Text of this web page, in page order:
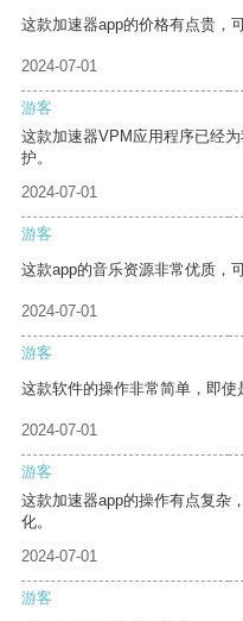
这款加速器app的价格有点贵，
2024-07-01
游客
这款加速器VPM应用程序已经
护。
2024-07-01
游客
这款app的音乐资源非常优质，
2024-07-01
游客
这款软件的操作非常简单，即使
2024-07-01
游客
这款加速器app的操作有点复杂
化。
2024-07-01
游客